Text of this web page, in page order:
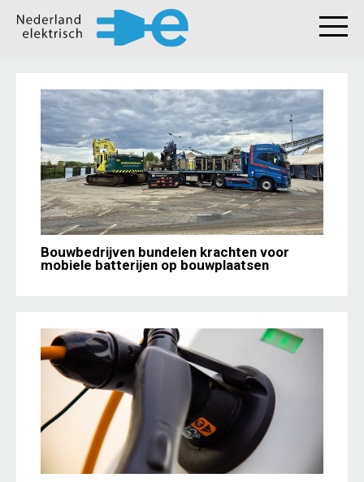
Bouwbedrijven bundelen krachten voor
mobiele batterijen op bouwplaatsen